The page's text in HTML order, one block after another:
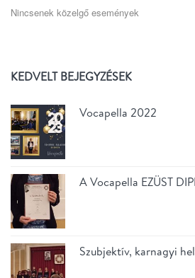
Nincsenek közelgő események
KEDVELT BEJEGYZÉSEK
Vocapella 2022
A Vocapella EZÜST
Szubjektív, karnagyi